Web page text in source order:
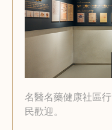
名醫名藥健康社區
民歡迎。